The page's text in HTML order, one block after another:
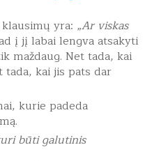
yra: „Ar viskas
į jį labai lengva atsakyti
maždaug. Net tada, kai
tada, kai jis pats dar
kurie padeda
būti galutinis